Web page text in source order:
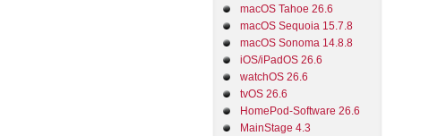
macOS Tahoe 26.6
macOS Sequoia 15.7.8
macOS Sonoma 14.8.8
iOS/iPadOS 26.6
watchOS 26.6
tvOS 26.6
HomePod-Software 26.6
MainStage 4.3